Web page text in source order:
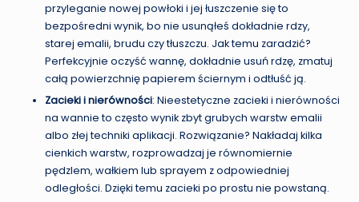
przyleganie nowej powłoki i jej łuszczenie się to
bezpośredni wynik, bo nie usunąłeś dokładnie rdzy,
starej emalii, brudu czy tłuszczu. Jak temu zaradzić?
Perfekcyjnie oczyść wannę, dokładnie usuń rdzę, zmatuj
całą powierzchnię papierem ściernym i odtłuść ją.
Zacieki i nierówności: Nieestetyczne zacieki i nierówności
na wannie to często wynik zbyt grubych warstw emalii
albo złej techniki aplikacji. Rozwiązanie? Nakładaj kilka
cienkich warstw, rozprowadzaj je równomiernie
pędzlem, wałkiem lub sprayem z odpowiedniej
odległości. Dzięki temu zacieki po prostu nie powstaną.